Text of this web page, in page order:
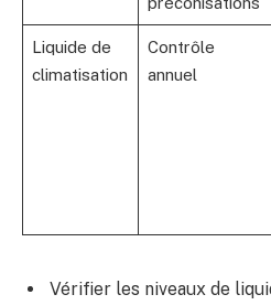
Liquide de
climatisation
Contrôle
annuel
Vérifier les niveaux de